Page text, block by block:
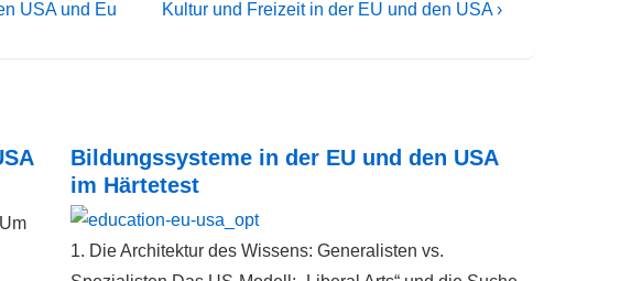
USA und Eu
Nächster
Kultur und Freizeit in der EU und den USA ›
Bildungssysteme in der EU und den USA
im Härtetest
1. Die Architektur des Wissens: Generalisten vs.